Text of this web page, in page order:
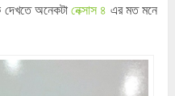
দেখতে অনেকটানেক্সাস ৪ এর মত মনে